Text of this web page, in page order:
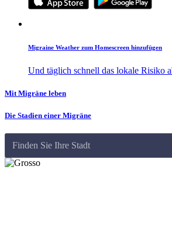
Migraine Weather zum Homescreen hinzufügen
Und täglich schnell das lokale Risiko
Mit Migräne leben
Die Stadien einer Migräne
Finden Sie Ihre Stadt